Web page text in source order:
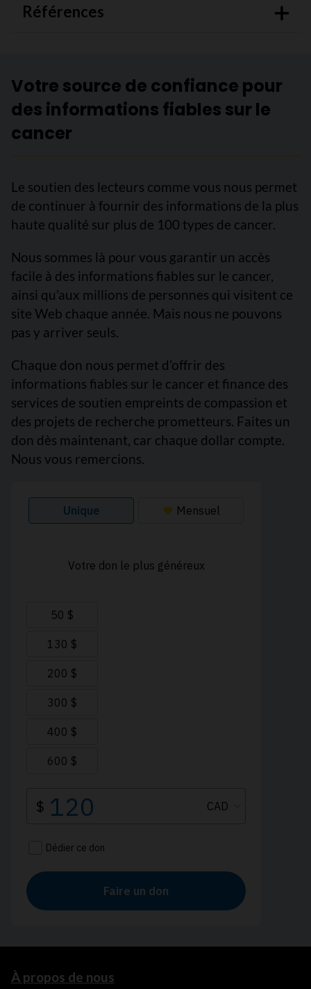
Références
Votre source de confiance pour
des informations fiables sur le
cancer
Le soutien des lecteurs comme vous nous permet
de continuer à fournir des informations de la plus
haute qualité sur plus de 100 types de cancer.
Nous sommes là pour vous garantir un accès
facile à des informations fiables sur le cancer,
ainsi qu’aux millions de personnes qui visitent ce
site Web chaque année. Mais nous ne pouvons
pas y arriver seuls.
Chaque don nous permet d’offrir des
informations fiables sur le cancer et finance des
services de soutien empreints de compassion et
des projets de recherche prometteurs. Faites un
don dès maintenant, car chaque dollar compte.
Nous vous remercions.
À propos de nous